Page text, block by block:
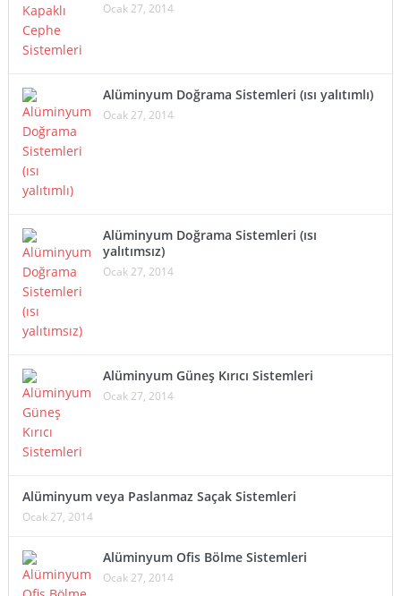
Ocak 27, 2014
Alüminyum Doğrama Sistemleri (ısı yalıtımlı)
Ocak 27, 2014
Alüminyum Doğrama Sistemleri (ısı
yalıtımsız)
Ocak 27, 2014
Alüminyum Güneş Kırıcı Sistemleri
Ocak 27, 2014
Alüminyum veya Paslanmaz Saçak Sistemleri
Ocak 27, 2014
Alüminyum Ofis Bölme Sistemleri
Ocak 27, 2014